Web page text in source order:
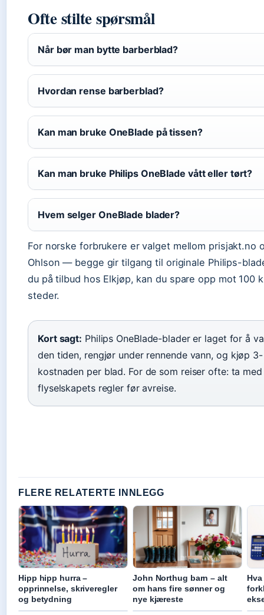
Ofte stilte spørsmål
Når bør man bytte barberblad?
Hvordan rense barberblad?
Kan man bruke OneBlade på tissen?
Kan man bruke Philips OneBlade vått eller tørt?
Hvem selger OneBlade blader?
For norske forbrukere er valget mellom prisjakt.no
Ohlson — begge gir tilgang til originale Philips-
du på tilbud hos Elkjøp, kan du spare opp mot
steder.
Kort sagt: Philips OneBlade-blader er laget for å
den tiden, rengjør under rennende vann, og kjøp
kostnaden per blad. For de som reiser ofte: ta
flyselskapets regler før avreise.
FLERE RELATERTE INNLEGG
Hipp hipp hurra –
opprinnelse, skriveregler
og betydning
John Northug barn – alt
om hans fire sønner og
nye kjæreste